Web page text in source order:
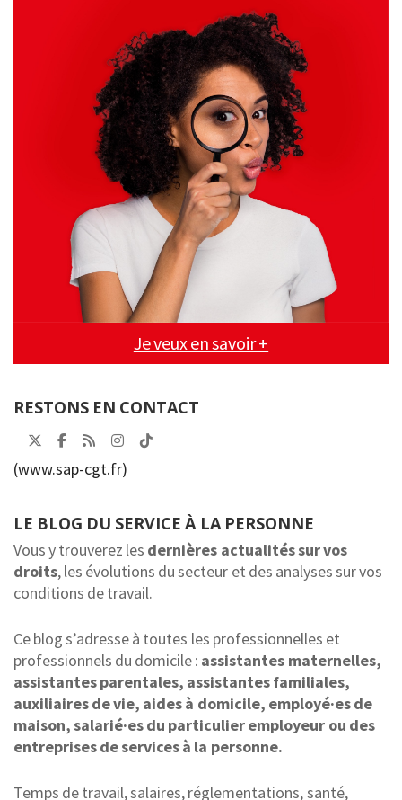
Je veux en savoir +
RESTONS EN CONTACT
(www.sap-cgt.fr)
LE BLOG DU SERVICE À LA PERSONNE
Vous y trouverez les dernières actualités sur vos
droits, les évolutions du secteur et des analyses sur vos
conditions de travail.
Ce blog s’adresse à toutes les professionnelles et
professionnels du domicile : assistantes maternelles,
assistantes parentales, assistantes familiales,
auxiliaires de vie, aides à domicile, employé·es de
maison, salarié·es du particulier employeur ou des
entreprises de services à la personne.
Temps de travail, salaires, réglementations, santé,